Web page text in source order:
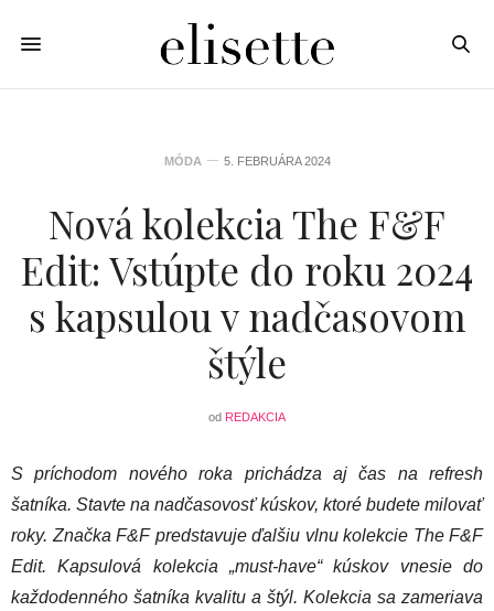
MÓDA 5. FEBRUÁRA 2024
Nová kolekcia The F&F
Edit: Vstúpte do roku 2024
s kapsulou v nadčasovom
štýle
od REDAKCIA
S príchodom nového roka prichádza aj čas na refresh
šatníka. Stavte na nadčasovosť kúskov, ktoré budete milovať
roky. Značka F&F predstavuje ďalšiu vlnu kolekcie The F&F
Edit. Kapsulová kolekcia „must-have“ kúskov vnesie do
každodenného šatníka kvalitu a štýl. Kolekcia sa zameriava